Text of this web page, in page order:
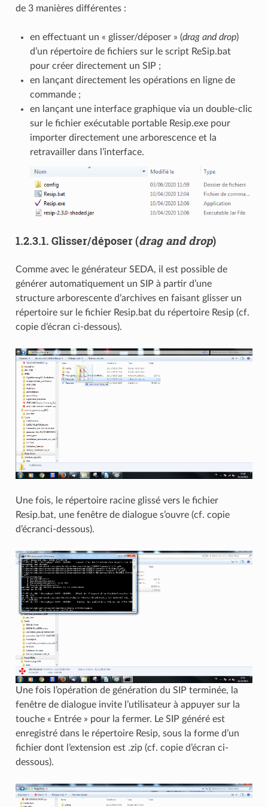
de 3 manières différentes :
en effectuant un « glisser/déposer » (drag and drop)
d’un répertoire de fichiers sur le script ReSip.bat
pour créer directement un SIP ;
en lançant directement les opérations en ligne de
commande ;
en lançant une interface graphique via un double-clic
sur le fichier exécutable portable Resip.exe pour
importer directement une arborescence et la
retravailler dans l’interface.
1.2.3.1. Glisser/déposer (drag and drop)
Comme avec le générateur SEDA, il est possible de
générer automatiquement un SIP à partir d’une
structure arborescente d’archives en faisant glisser un
répertoire sur le fichier Resip.bat du répertoire Resip (cf.
copie d’écran ci-dessous).
Une fois, le répertoire racine glissé vers le fichier
Resip.bat, une fenêtre de dialogue s’ouvre (cf. copie
d’écranci-dessous).
Une fois l’opération de génération du SIP terminée, la
fenêtre de dialogue invite l’utilisateur à appuyer sur la
touche « Entrée » pour la fermer. Le SIP généré est
enregistré dans le répertoire Resip, sous la forme d’un
fichier dont l’extension est .zip (cf. copie d’écran ci-
dessous).